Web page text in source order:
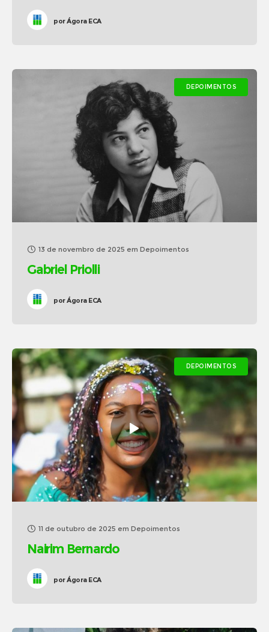
porÁgora ECA
DEPOIMENTOS
13 de novembro de 2025 em Depoimentos
Gabriel Priolli
porÁgora ECA
DEPOIMENTOS
11 de outubro de 2025 em Depoimentos
Nairim Bernardo
porÁgora ECA